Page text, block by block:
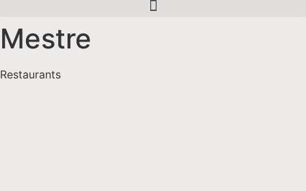
Mestre
Restaurants